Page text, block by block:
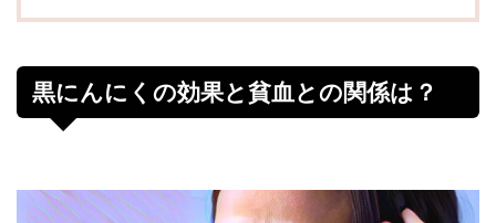
黒にんにくの効果と貧血との関係は？